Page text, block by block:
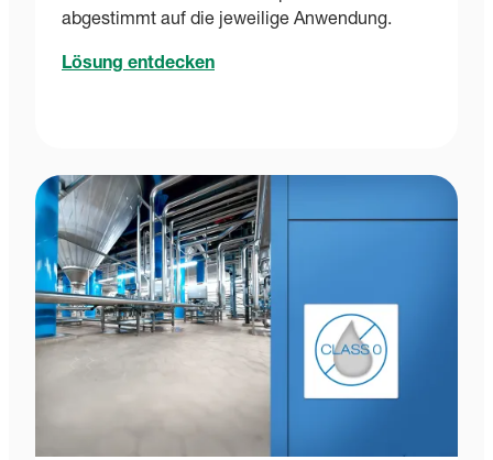
abgestimmt auf die jeweilige Anwendung.
Lösung entdecken